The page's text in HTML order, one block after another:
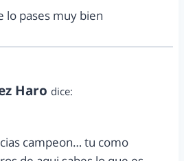
lo pases muy bien
Haro dice:
campeon… tu como